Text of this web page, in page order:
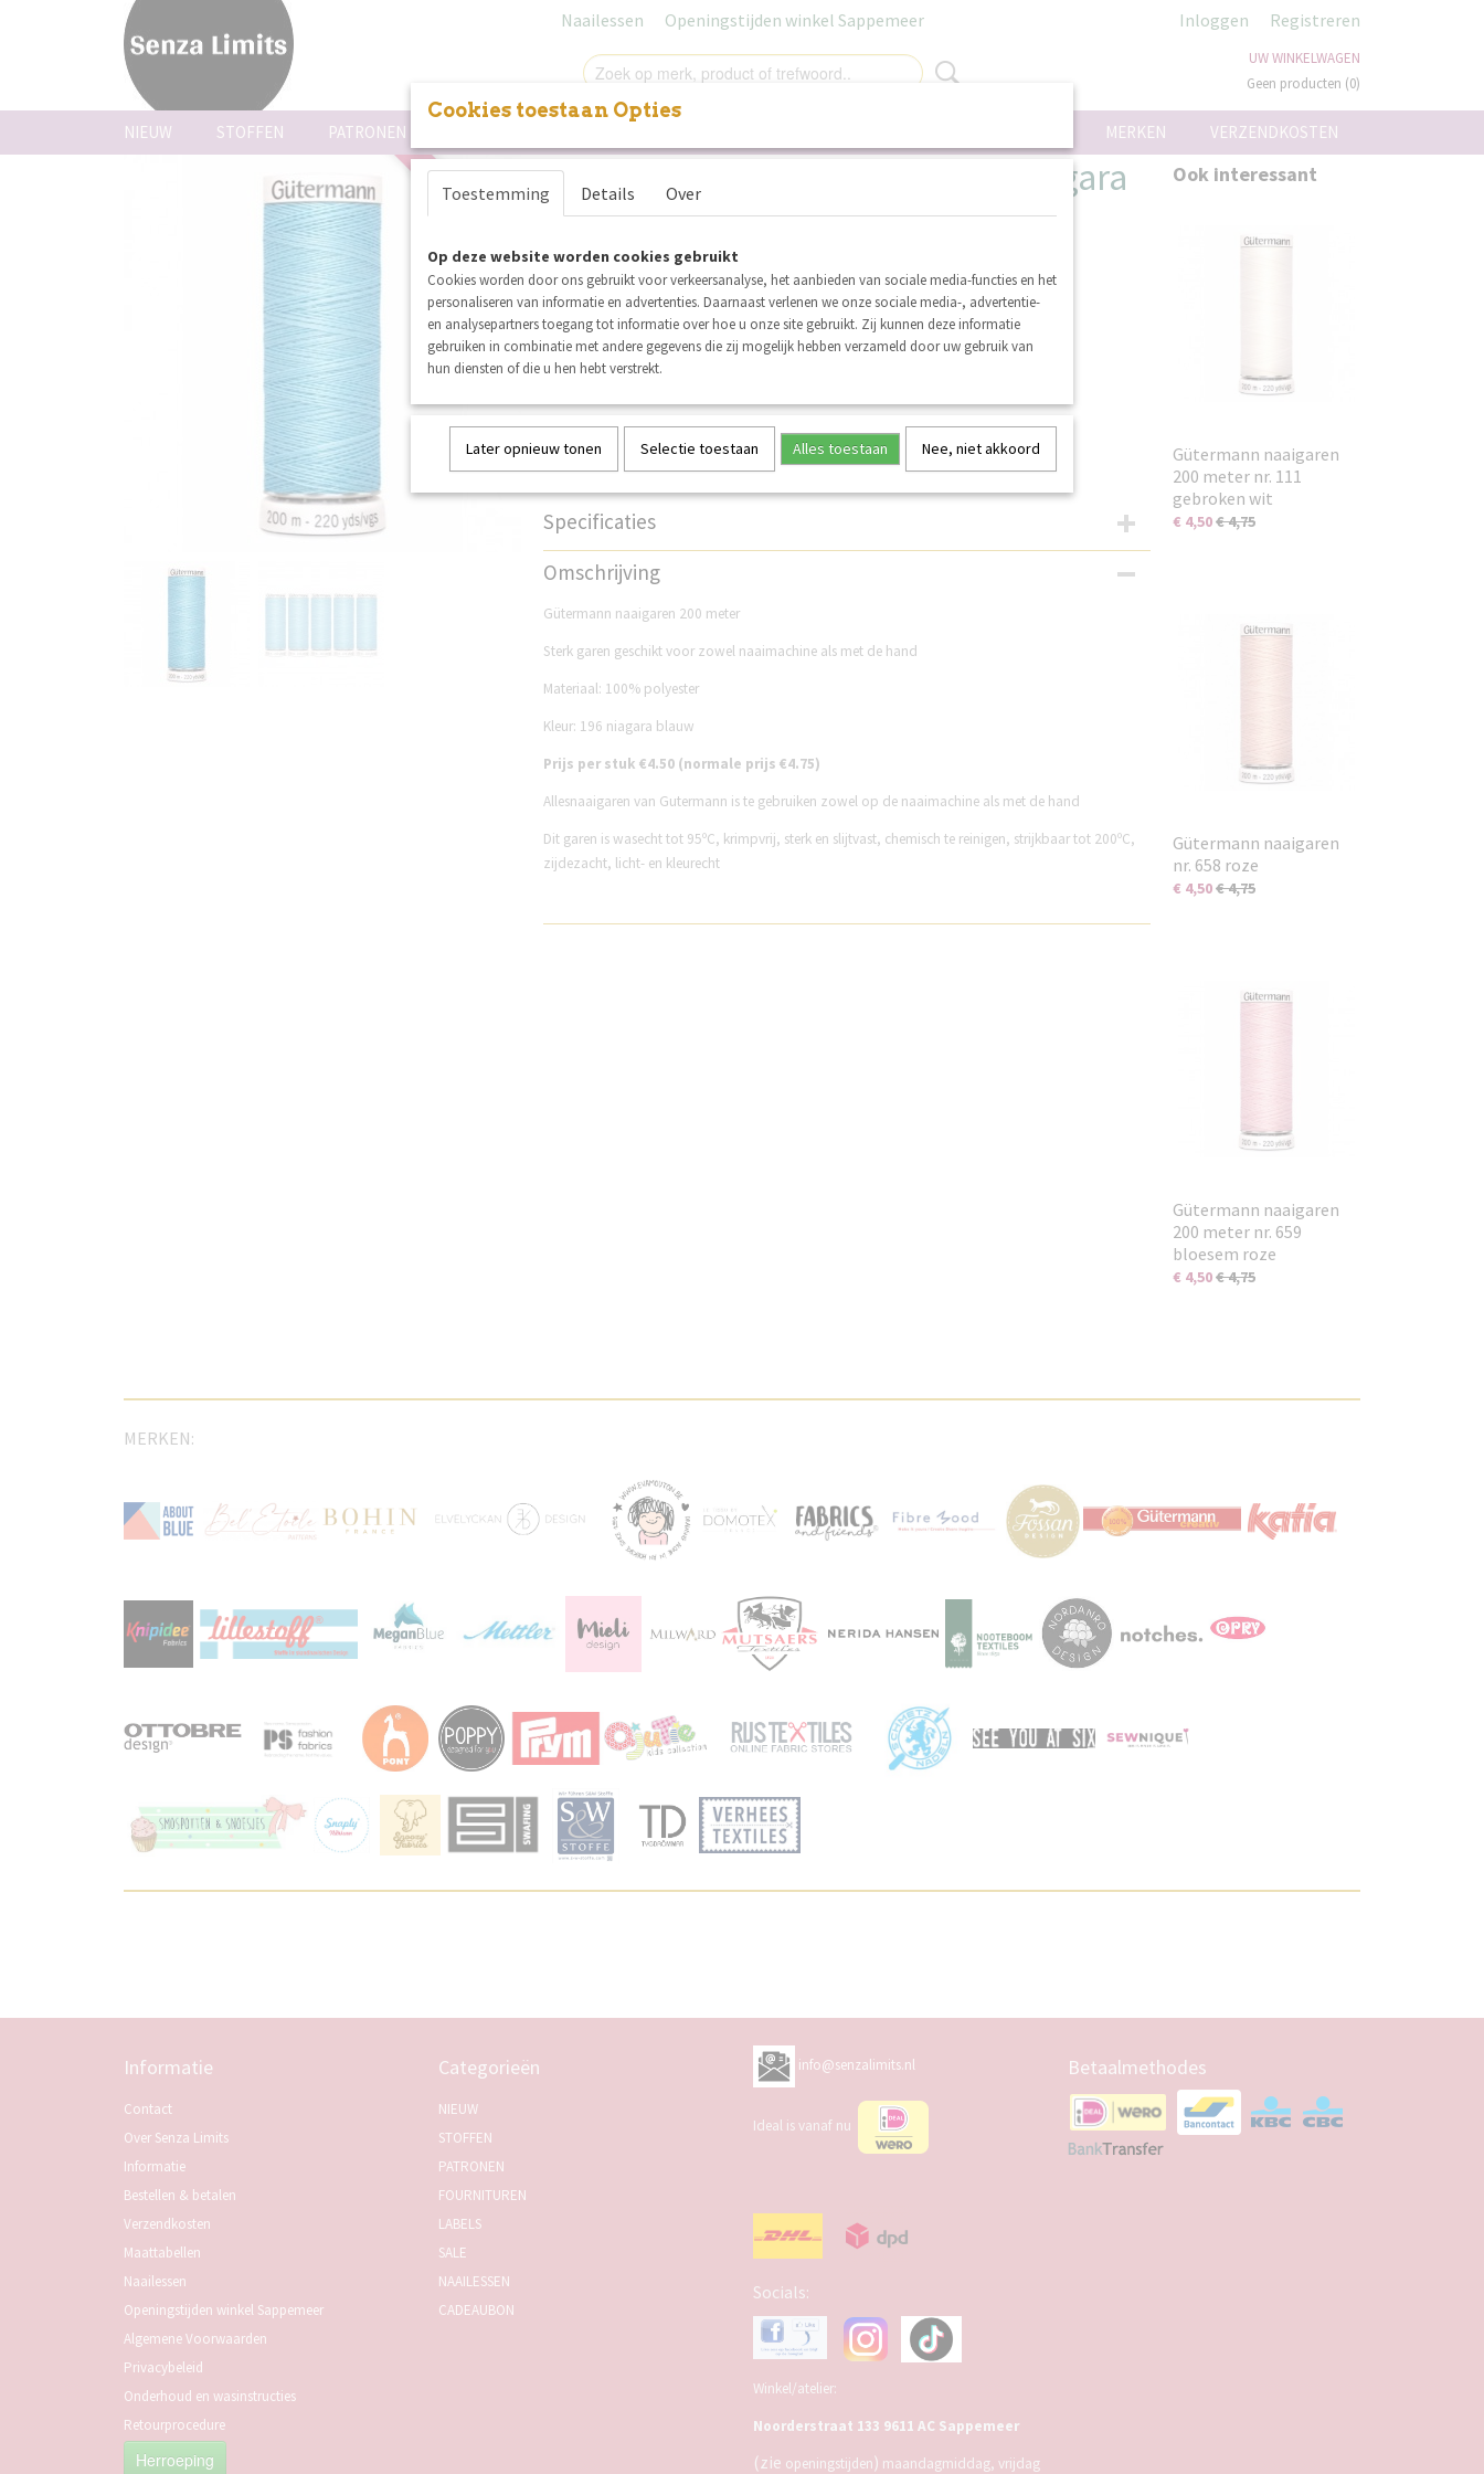
Naailessen Openingstijden winkel Sappemeer Inloggen Registreren
UW WINKELWAGEN
Geen producten (0)
VERZENDKOSTEN
MERKEN
NIEUW STOFFEN PATRONEN
5% korting
Gütermann naaigaren nr. 196 niagara
blauw
€ 4,75 € 4,50 (inclusief btw 21%)
✓Op voorraad
Aantal
IN WINKELWAGEN
Specificaties
Productcode
Omschrijving
Gütermann naaigaren 200 meter
Sterk garen geschikt voor zowel naaimachine als met de hand
Materiaal: 100% polyester
Kleur: 196 niagara blauw
Prijs per stuk €4.50 (normale prijs €4.75)
Allesnaaigaren van Gutermann is te gebruiken zowel op de naaimachine als met de hand
Dit garen is wasecht tot 95ºC, krimpvrij, sterk en slijtvast, chemisch te reinigen, strijkbaar tot 200ºC,
zijdezacht, licht- en kleurecht
Ook interessant
Gütermann naaigaren
200 meter nr. 111
gebroken wit
€ 4,50€ 4,75
Gütermann naaigaren
nr. 658 roze
€ 4,50€ 4,75
Gütermann naaigaren
200 meter nr. 659
bloesem roze
€ 4,50€ 4,75
MERKEN:
Informatie
Contact
Over Senza Limits
Informatie
Bestellen & betalen
Verzendkosten
Maattabellen
Naailessen
Openingstijden winkel Sappemeer
Algemene Voorwaarden
Privacybeleid
Onderhoud en wasinstructies
Retourprocedure
Herroeping
Categorieën
NIEUW
STOFFEN
PATRONEN
FOURNITUREN
LABELS
SALE
NAAILESSEN
CADEAUBON
info@senzalimits.nl
Ideal is vanaf nu
Socials:
Winkel/atelier:
Noorderstraat 133 9611 AC Sappemeer
(zie openingstijden) maandagmiddag, vrijdag
Betaalmethodes
Cookies toestaan Opties
Toestemming Details Over
Op deze website worden cookies gebruikt
Cookies worden door ons gebruikt voor verkeersanalyse, het aanbieden van sociale media-functies en het
personaliseren van informatie en advertenties. Daarnaast verlenen we onze sociale media-, advertentie-
en analysepartners toegang tot informatie over hoe u onze site gebruikt. Zij kunnen deze informatie
gebruiken in combinatie met andere gegevens die zij mogelijk hebben verzameld door uw gebruik van
hun diensten of die u hen hebt verstrekt.
Later opnieuw tonen Selectie toestaan Alles toestaan Nee, niet akkoord